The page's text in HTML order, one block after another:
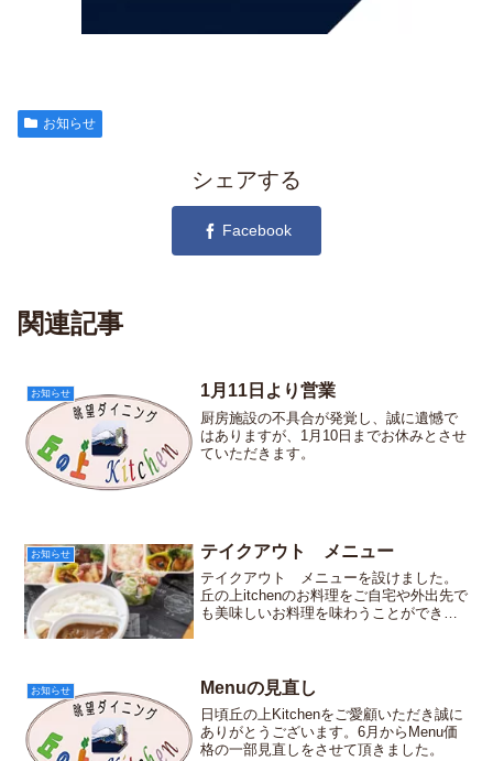
お知らせ
シェアする
Facebook
関連記事
お知らせ 1月11日より営業
厨房施設の不具合が発覚し、誠に遺憾で
はありますが、1月10日までお休みとさせ
ていただきます。
お知らせ テイクアウト メニュー
テイクアウト メニューを設けました。
丘の上itchenのお料理をご自宅や外出先で
も美味しいお料理を味わうことができま
お知らせ Menuの見直し
日頃丘の上Kitchenをご愛顧いただき誠に
ありがとうございます。6月からMenu価
格の一部見直しをさせて頂きました。